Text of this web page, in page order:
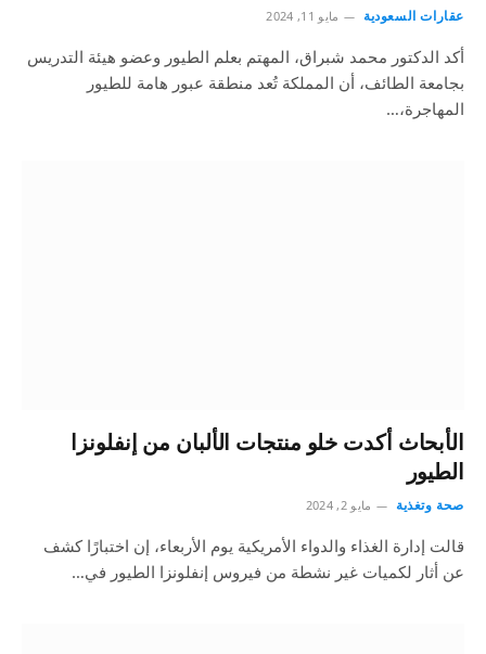
عقارات السعودية مايو 11, 2024
أكد الدكتور محمد شبراق، المهتم بعلم الطيور وعضو هيئة التدريس
بجامعة الطائف، أن المملكة تُعد منطقة عبور هامة للطيور
المهاجرة،…
الأبحاث أكدت خلو منتجات الألبان من إنفلونزا
الطيور
صحة وتغذية مايو 2, 2024
قالت إدارة الغذاء والدواء الأمريكية يوم الأربعاء، إن اختبارًا كشف
عن أثار لكميات غير نشطة من فيروس إنفلونزا الطيور في…